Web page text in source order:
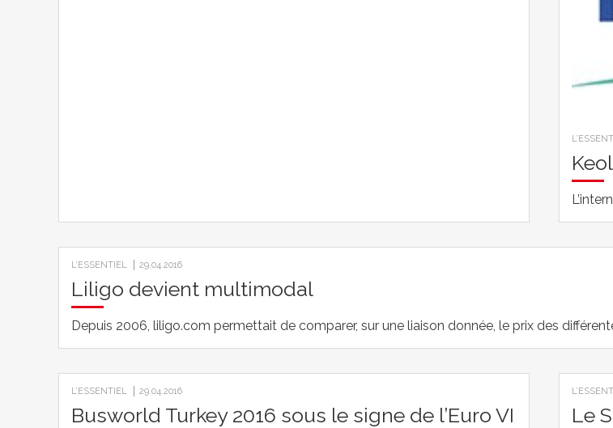
L’ESSENTIEL 29.04.2016
Liligo devient multimodal
Depuis 2006, liligo.com permettait de comparer, sur une liaison donnée, le prix des
L’ESSENTIEL 29.04.2016
Busworld Turkey 2016 sous le signe de l’Euro VI Le